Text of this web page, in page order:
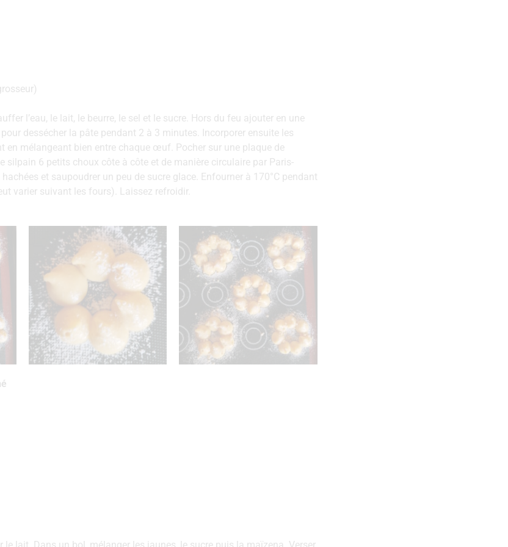
l’eau, le lait, le beurre, le sel et le sucre. Hors du feu ajouter en une
dessécher la pâte pendant 2 à 3 minutes. Incorporer ensuite les
mélangeant bien entre chaque œuf. Pocher sur une plaque de
silpain 6 petits choux côte à côte et de manière circulaire par Paris-
et saupoudrer un peu de sucre glace. Enfourner à 170°C pendant
varier suivant les fours). Laissez refroidir.